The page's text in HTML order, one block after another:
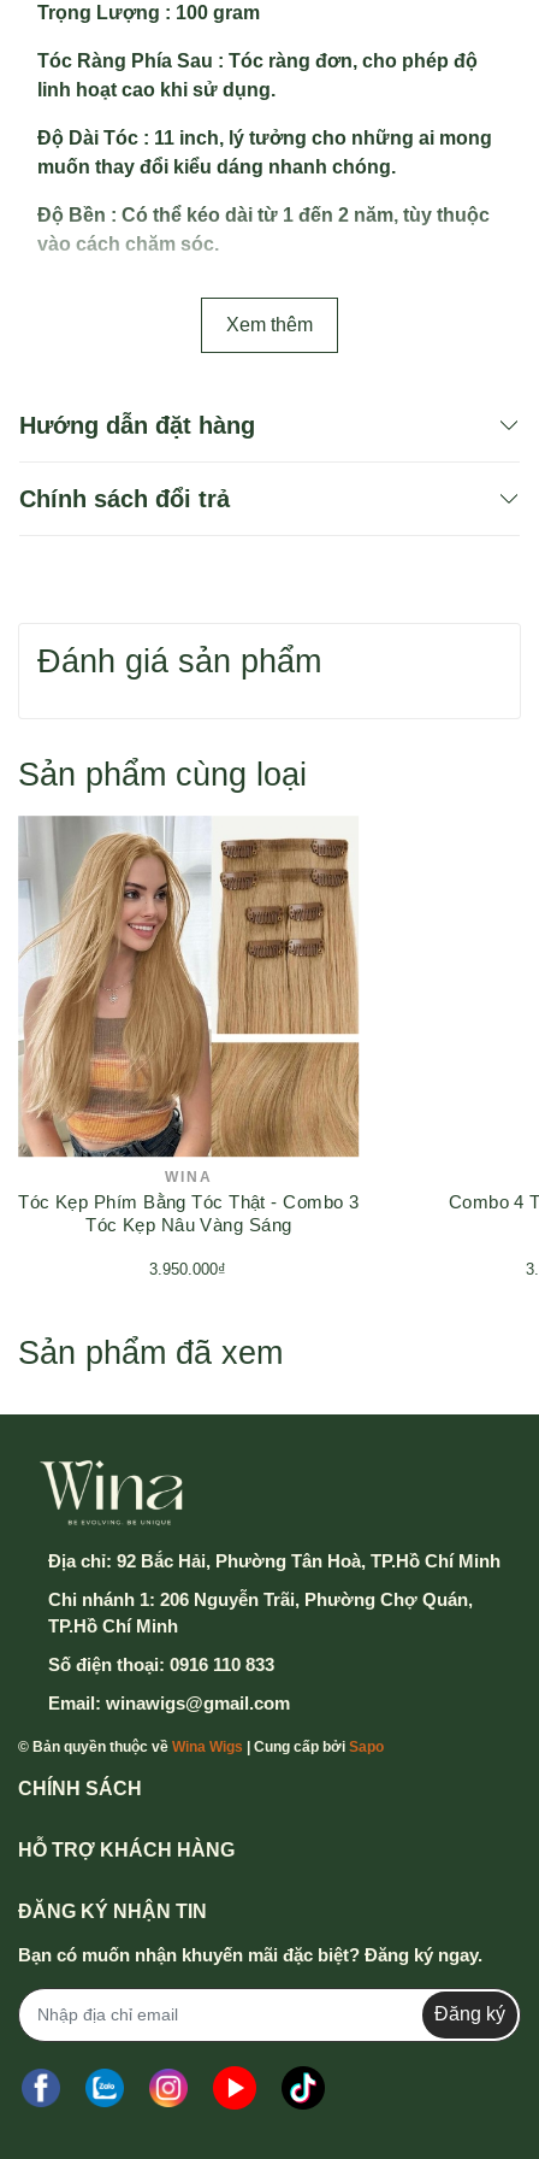
Trọng Lượng : 100 gram
Tóc Ràng Phía Sau : Tóc ràng đơn, cho phép độ
linh hoạt cao khi sử dụng.
Độ Dài Tóc : 11 inch, lý tưởng cho những ai mong
muốn thay đổi kiểu dáng nhanh chóng.
Độ Bền : Có thể kéo dài từ 1 đến 2 năm, tùy thuộc
vào cách chăm sóc.
Xem thêm
Hướng dẫn đặt hàng
Hoặc bạn tìm sản phẩm theo danh mục.
Cách 1: Đặt hàng qua điện thoại 0916 110 833
Cách 2: Đặt hàng trực tuyến như sau:
1. Chọn mua sản phẩm
tài khoản
chuyển
6. Cuối cùng chọn nút Xác Nhận Gửi Đơn hàng để
Mọi thông tin chi tiết thắc mắc xin vui lòng liên hệ
Chính sách đổi trả
Trong trường hợp này khách hàng sẽ trả phí vận
chuyển từ 25.000 VND (HCM) - 45.000 VND (Các tỉnh
Đánh giá sản phẩm
Sản phẩm cùng loại
WINA
Tóc Kẹp Phím Bằng Tóc Thật - Combo 3
Tóc Kẹp Nâu Vàng Sáng
3.950.000₫
Combo 4
Sản phẩm đã xem
Địa chỉ: 92 Bắc Hải, Phường Tân Hoà, TP.Hồ Chí Minh
Chi nhánh 1: 206 Nguyễn Trãi, Phường Chợ Quán,
TP.Hồ Chí Minh
Số điện thoại: 0916 110 833
Email: winawigs@gmail.com
© Bản quyền thuộc về Wina Wigs | Cung cấp bởi Sapo
CHÍNH SÁCH
HỖ TRỢ KHÁCH HÀNG
ĐĂNG KÝ NHẬN TIN
Bạn có muốn nhận khuyến mãi đặc biệt? Đăng ký ngay.
Đăng ký